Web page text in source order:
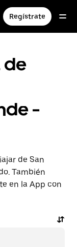
Regístrate
de
-
de San
También
en la App con